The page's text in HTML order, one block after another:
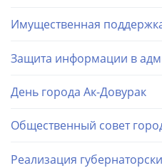
Имущественная
Защита информации в
День города Ак-Довурак
Общественный совет
Реализация